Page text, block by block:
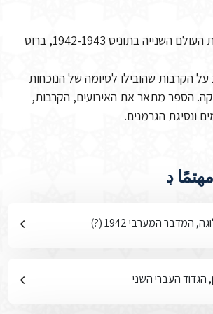
נסיגת רומל – מלחמת העולם השנייה בתוניס 1942-1943, ברוס
הקרבות שהובילו לסיומה של הנוכחות
הספר מתאר את האירועים, הקרבות,
ונסיגת הגרמנים.
ڊ
המדבר המערבי 1942 (?)
הגדוד העברי השני